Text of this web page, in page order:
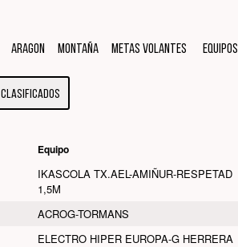
ARAGON MONTAÑA METAS VOLANTES Equipos
Clasificados
Equipo
IKASCOLA TX.AEL-AMIÑUR-RESPETAD
1,5M
ACROG-TORMANS
ELECTRO HIPER EUROPA-G HERRERA